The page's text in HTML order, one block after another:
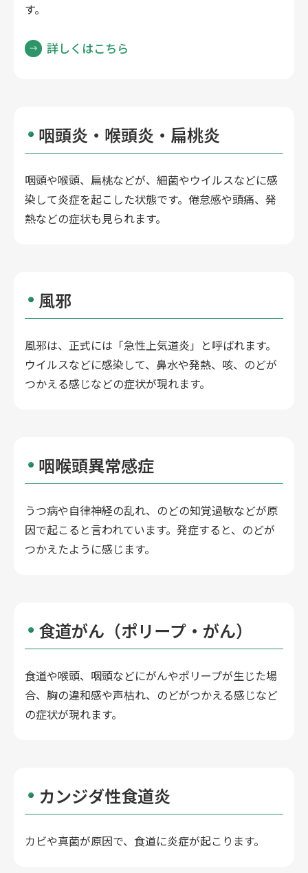
す。
詳しくはこちら
咽頭炎・喉頭炎・扁桃炎
咽頭や喉頭、扁桃などが、細菌やウイルスなどに感
染して炎症を起こした状態です。倦怠感や頭痛、発
熱などの症状も見られます。
風邪
風邪は、正式には「急性上気道炎」と呼ばれます。
ウイルスなどに感染して、鼻水や発熱、咳、のどが
つかえる感じなどの症状が現れます。
咽喉頭異常感症
うつ病や自律神経の乱れ、のどの知覚過敏などが原
因で起こると言われています。発症すると、のどが
つかえたように感じます。
食道がん（ポリープ・がん）
食道や喉頭、咽頭などにがんやポリープが生じた場
合、胸の違和感や声枯れ、のどがつかえる感じなど
の症状が現れます。
カンジダ性食道炎
カビや真菌が原因で、食道に炎症が起こります。